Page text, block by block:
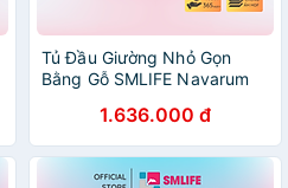
Tủ Đầu Giường Nhỏ Gọn
Bằng Gỗ SMLIFE Navarum
1.636.000 đ